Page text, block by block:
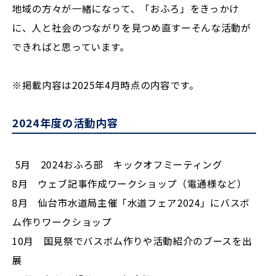
地域の方々が一緒になって、「おふろ」をきっかけ
に、人と社会のつながりを見つめ直すーそんな活動が
できればと思っています。
※掲載内容は2025年4月時点の内容です。
2024年度の活動内容
5月 2024おふろ部 キックオフミーティング
8月 ウェブ記事作成ワークショップ（電通様など）
8月 仙台市水道局主催「水道フェア2024」にバスボ
ム作りワークショップ
10月 国見祭でバスボム作りや活動紹介のブースを出
展